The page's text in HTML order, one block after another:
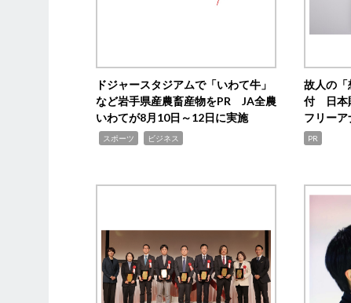
ドジャースタジアムで「いわて牛」
など岩手県産農畜産物をPR JA全農
いわてが8月10日～12日に実施
スポーツ ビジネス
故人の
付 日本
フリー
PR